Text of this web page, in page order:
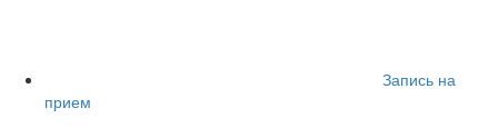
Запись на
прием